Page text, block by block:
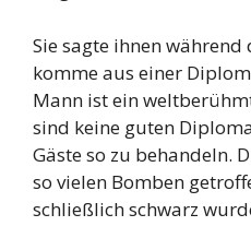
Sie sagte ihnen während
komme aus einer
Mann ist ein
sind keine guten
Gäste so zu behandeln.
so vielen Bomben
schließlich schwarz